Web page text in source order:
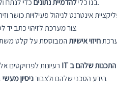
צור מערכת לזיהוי כתב יד לסיווג ספרות בכתב יד.
חיזוי אישיות
רעיונות לפרויקטים לתלמידי IT
הידע הטכני שלהם ולצבורניסיון מעשי בפיתוח יישומי תוכנה.